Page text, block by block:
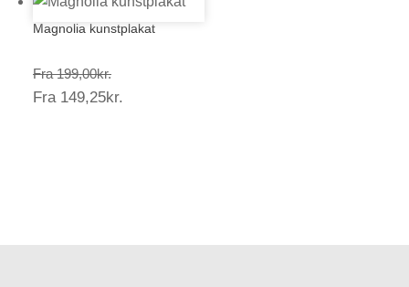
Magnolia kunstplakat
Fra 199,00kr.Prisinterval:
199,00kr.
Fra 149,25kr.